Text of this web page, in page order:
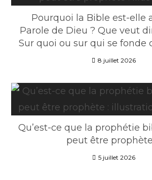
Pourquoi la Bible est-elle
Parole de Dieu ? Que veut
Sur quoi ou sur qui se fonde
8 juillet 2026
Qu’est-ce que la prophétie
peut être
5 juillet 2026